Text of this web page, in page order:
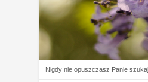
Nigdy nie opuszczasz Panie